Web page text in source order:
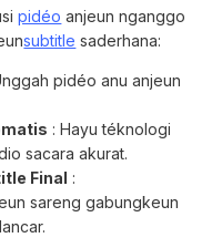
pidéo anjeun nganggo
subtitle saderhana:
pidéo anu anjeun
: Hayu téknologi
sacara akurat.
Final :
sareng gabungkeun